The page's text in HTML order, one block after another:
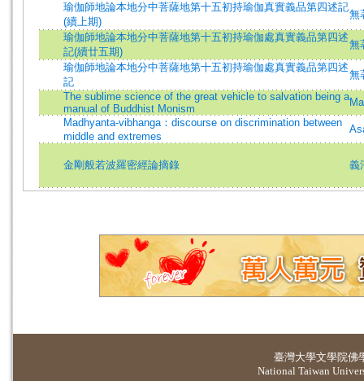
瑜伽師地論本地分中菩薩地第十五初持瑜伽真實義品第四述記
(續上期)
無
瑜伽師地論本地分中菩薩地第十五初持瑜伽處真實義品第四述
記(續廿五期)
無
瑜伽師地論本地分中菩薩地第十五初持瑜伽處真實義品第四述
記
無
The sublime science of the great vehicle to salvation being a
manual of Buddhist Monism
Madhyanta-vibhanga：discourse on discrimination between
middle and extremes
金剛般若波羅密經論摘錄 義
臺灣大學文學院佛
National Taiwan